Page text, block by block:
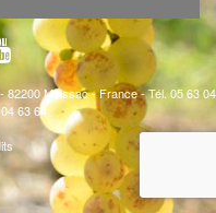
Moissac - France - Tél. 05 63 04
63 64